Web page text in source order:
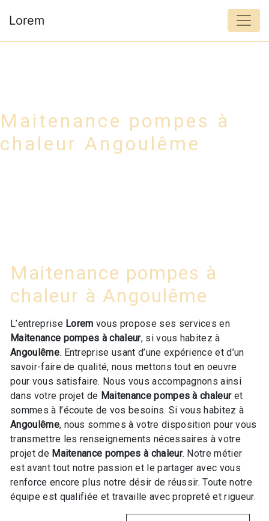
Lorem
Maitenance pompes à
chaleur Angoulême
Maitenance pompes à
chaleur à Angoulême
L’entreprise Lorem vous propose ses services en
Maitenance pompes à chaleur, si vous habitez à
Angoulême. Entreprise usant d’une expérience et d’un
savoir-faire de qualité, nous mettons tout en oeuvre
pour vous satisfaire. Nous vous accompagnons ainsi
dans votre projet de Maitenance pompes à chaleuret
sommes à l’écoute de vos besoins. Si vous habitez à
Angoulême, nous sommes à votre disposition pour vous
transmettre les renseignements nécessaires à votre
projet de Maitenance pompes à chaleur. Notre métier
est avant tout notre passion et le partager avec vous
renforce encore plus notre désir de réussir. Toute notre
équipe est qualifiée et travaille avec propreté et rigueur.